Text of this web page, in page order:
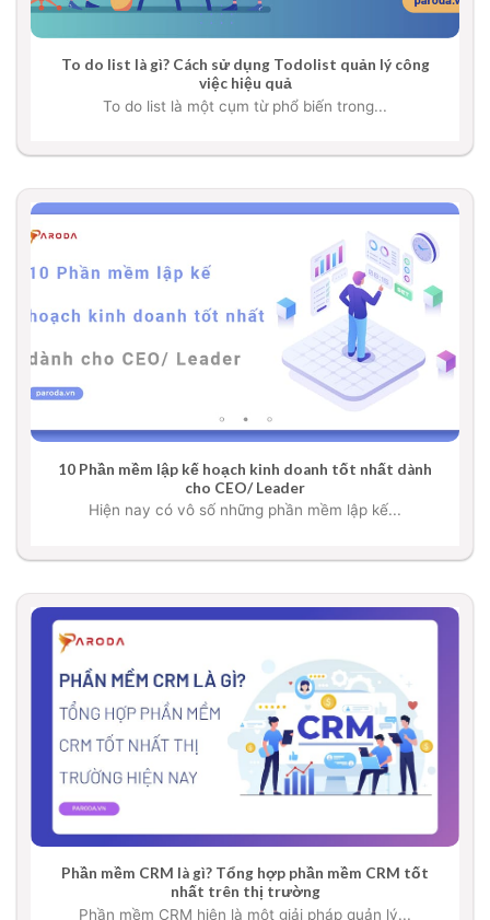
To do list là gì? Cách sử dụng Todolist quản lý công
việc hiệu quả
To do list là một cụm từ phổ biến trong...
10 Phần mềm lập kế hoạch kinh doanh tốt nhất dành
cho CEO/ Leader
Hiện nay có vô số những phần mềm lập kế...
Phần mềm CRM là gì? Tổng hợp phần mềm CRM tốt
nhất trên thị trường
Phần mềm CRM hiện là một giải pháp quản lý...